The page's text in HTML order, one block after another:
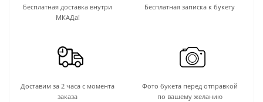
Бесплатная доставка внутри
МКАДа!
Бесплатная записка к букету
Доставим за 2 часа с момента
заказа
Фото букета перед отправкой
по вашему желанию